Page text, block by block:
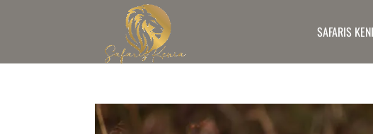
SAFARIS